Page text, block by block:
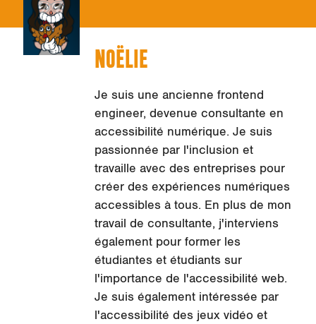
NOËLIE
Je suis une ancienne frontend
engineer, devenue consultante en
accessibilité numérique. Je suis
passionnée par l'inclusion et
travaille avec des entreprises pour
créer des expériences numériques
accessibles à tous. En plus de mon
travail de consultante, j'interviens
également pour former les
étudiantes et étudiants sur
l'importance de l'accessibilité web.
Je suis également intéressée par
l'accessibilité des jeux vidéo et